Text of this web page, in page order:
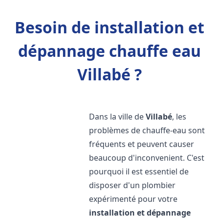
Besoin de installation et
dépannage chauffe eau
Villabé ?
Dans la ville deVillabé, les
problèmes de chauffe-eau sont
fréquents et peuvent causer
beaucoup d'inconvenient. C'est
pourquoi il est essentiel de
disposer d'un plombier
expérimenté pour votre
installation et dépannage